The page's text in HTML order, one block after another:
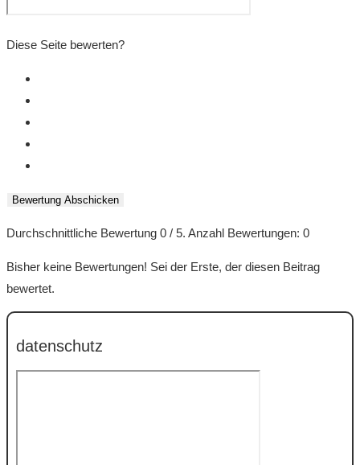
Diese Seite bewerten?
Bewertung Abschicken
Durchschnittliche Bewertung 0 / 5. Anzahl Bewertungen: 0
Bisher keine Bewertungen! Sei der Erste, der diesen Beitrag
bewertet.
datenschutz